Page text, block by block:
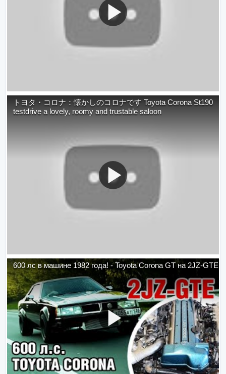
トヨタ・コロナ：懐かしのコロナです Toyota Corona St190
testdrive a lovely, roomy and trustable saloon
600 лс в машине 1982 года! - Toyota Corona GT на 2JZ-GTE